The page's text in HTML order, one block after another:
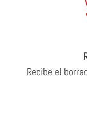
Recibe el